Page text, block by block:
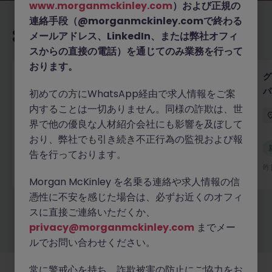
あなたにおすすめの求人
FinTech決済基盤
東京 有期雇用 業界水準による
新着
もっと見る
採用企業様新着求人最新トピックス当社について 法務クッキーの設定
www.morganmckinley.com）および正規の
連絡手段（@morganmckinley.comで終わる
メールアドレス、LinkedIn、または弊社オフィ
スからの直接の電話）を通じてのみ業務を行って
おります。
初めての方にWhatsApp経由で求人情報をご案
内することは一切ありません。同様の詐欺は、世
界で他の優良な人材紹介会社にも影響を及ぼして
おり、弊社でも引き続き不正行為の監視および報
告を行っております。
Morgan McKinley を名乗る連絡や求人情報の信
憑性に不安を感じた場合は、必ずお近くのオフィ
スに直接ご連絡いただくか、
privacy@morganmckinley.com までメー
ルでお問い合わせください。